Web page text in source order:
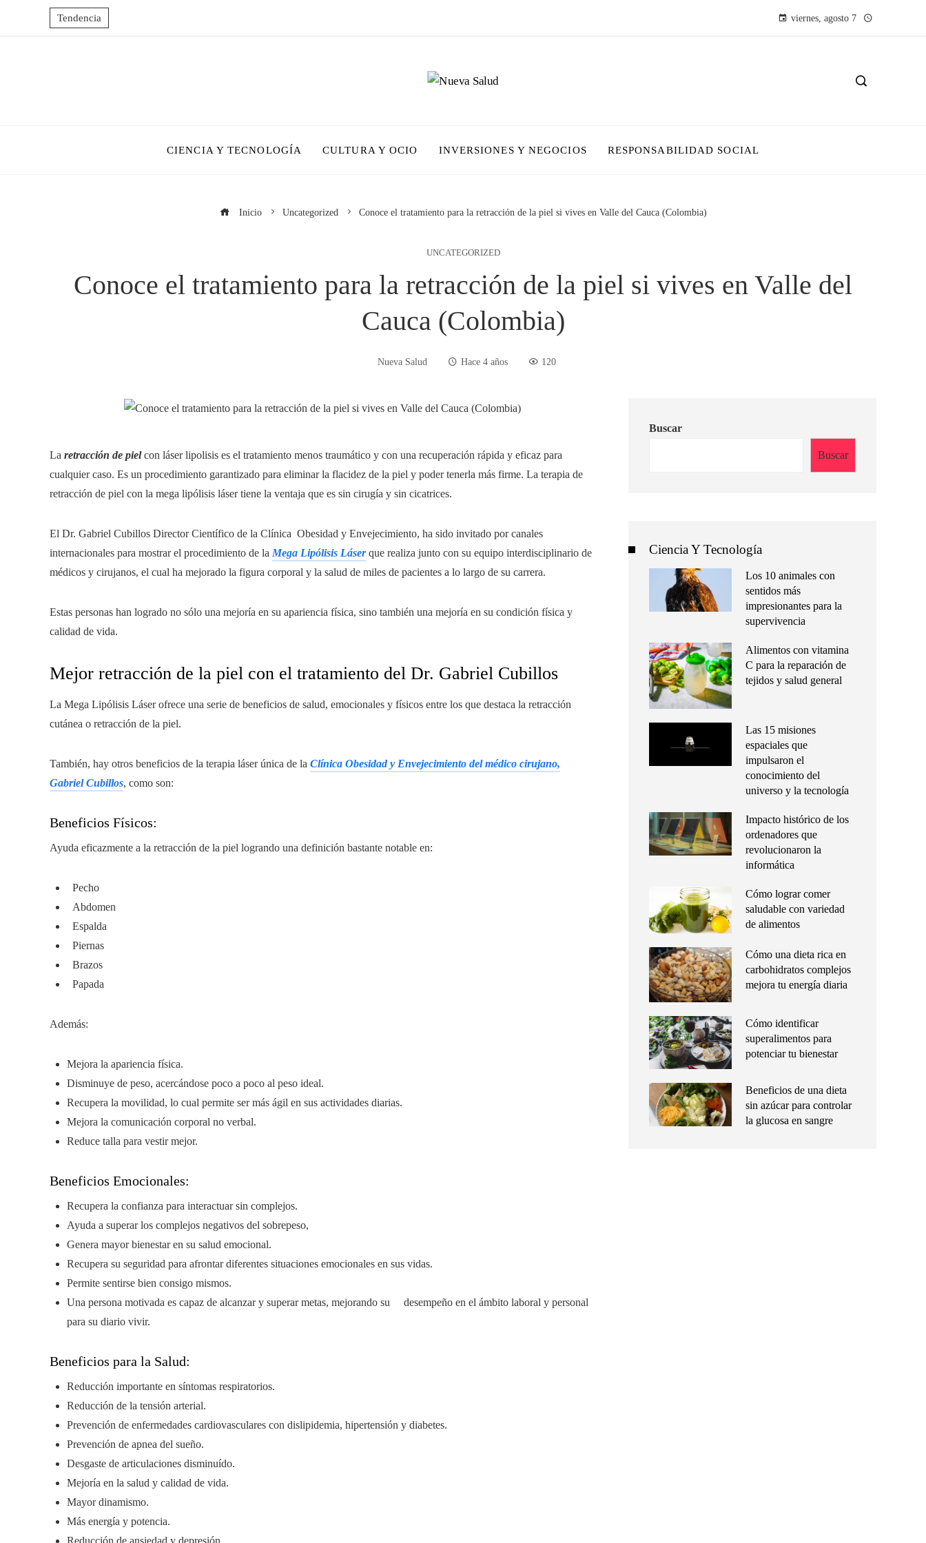
Tendencia viernes, agosto 7
CIENCIA Y TECNOLOGÍA CULTURA Y OCIO INVERSIONES Y NEGOCIOS RESPONSABILIDAD SOCIAL
Inicio Uncategorized Conoce el tratamiento para la retracción de la piel si vives en Valle del Cauca (Colombia)
UNCATEGORIZED
Conoce el tratamiento para la retracción de la piel si vives en Valle del
Cauca (Colombia)
Nueva Salud Hace 4 años 120
La retracción de pielcon láser lipolisis es el tratamiento menos traumático y con una recuperación rápida y eficaz para
cualquier caso. Es un procedimiento garantizado para eliminar la flacidez de la piel y poder tenerla más firme. La terapia de
retracción de piel con la mega lipólisis láser tiene la ventaja que es sin cirugía y sin cicatrices.
El Dr. Gabriel Cubillos Director Científico de la Clínica Obesidad y Envejecimiento, ha sido invitado por canales
internacionales para mostrar el procedimiento de la Mega Lipólisis Láserque realiza junto con su equipo interdisciplinario de
médicos y cirujanos, el cual ha mejorado la figura corporal y la salud de miles de pacientes a lo largo de su carrera.
Estas personas han logrado no sólo una mejoría en su apariencia física, sino también una mejoría en su condición física y
calidad de vida.
Mejor retracción de la piel con el tratamiento del Dr. Gabriel Cubillos
La Mega Lipólisis Láser ofrece una serie de beneficios de salud, emocionales y físicos entre los que destaca la retracción
cutánea o retracción de la piel.
También, hay otros beneficios de la terapia láser única de la Clínica Obesidad y Envejecimiento del médico cirujano,
Gabriel Cubillos, como son:
Beneficios Físicos:
Ayuda eficazmente a la retracción de la piel logrando una definición bastante notable en:
Pecho
Abdomen
Espalda
Piernas
Brazos
Papada
Además:
Mejora la apariencia física.
Disminuye de peso, acercándose poco a poco al peso ideal.
Recupera la movilidad, lo cual permite ser más ágil en sus actividades diarias.
Mejora la comunicación corporal no verbal.
Reduce talla para vestir mejor.
Beneficios Emocionales:
Recupera la confianza para interactuar sin complejos.
Ayuda a superar los complejos negativos del sobrepeso,
Genera mayor bienestar en su salud emocional.
Recupera su seguridad para afrontar diferentes situaciones emocionales en sus vidas.
Permite sentirse bien consigo mismos.
Una persona motivada es capaz de alcanzar y superar metas, mejorando su desempeño en el ámbito laboral y personal
para su diario vivir.
Beneficios para la Salud:
Reducción importante en síntomas respiratorios.
Reducción de la tensión arterial.
Prevención de enfermedades cardiovasculares con dislipidemia, hipertensión y diabetes.
Prevención de apnea del sueño.
Desgaste de articulaciones disminuído.
Mejoría en la salud y calidad de vida.
Mayor dinamismo.
Más energía y potencia.
Buscar
Buscar
Ciencia Y Tecnología
Los 10 animales con
sentidos más
impresionantes para la
supervivencia
Alimentos con vitamina
C para la reparación de
tejidos y salud general
Las 15 misiones
espaciales que
impulsaron el
conocimiento del
universo y la tecnología
Impacto histórico de los
ordenadores que
revolucionaron la
informática
Cómo lograr comer
saludable con variedad
de alimentos
Cómo una dieta rica en
carbohidratos complejos
mejora tu energía diaria
Cómo identificar
superalimentos para
potenciar tu bienestar
Beneficios de una dieta
sin azúcar para controlar
la glucosa en sangre